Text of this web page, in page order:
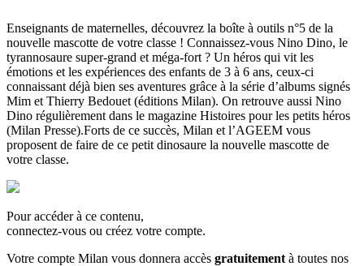
Enseignants de maternelles, découvrez la boîte à outils n°5 de la
nouvelle mascotte de votre classe ! Connaissez-vous Nino Dino, le
tyrannosaure super-grand et méga-fort ? Un héros qui vit les
émotions et les expériences des enfants de 3 à 6 ans, ceux-ci
connaissant déjà bien ses aventures grâce à la série d’albums signés
Mim et Thierry Bedouet (éditions Milan). On retrouve aussi Nino
Dino régulièrement dans le magazine Histoires pour les petits héros
(Milan Presse).Forts de ce succès, Milan et l’AGEEM vous
proposent de faire de ce petit dinosaure la nouvelle mascotte de
votre classe.
Pour accéder à ce contenu,
connectez-vous ou créez votre compte.
Votre compte Milan vous donnera accès gratuitement à toutes nos